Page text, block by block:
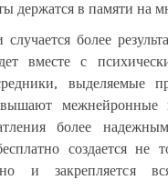
держатся в памяти на
более
вместе с
выделяемые
межнейронные
более
создается не
но и закрепляется